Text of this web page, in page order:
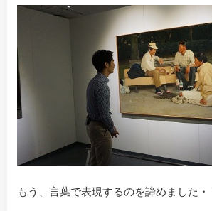
もう、言葉で表現するのを諦めました・